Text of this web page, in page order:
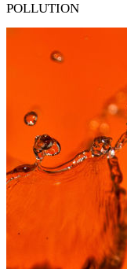
POLLUTION